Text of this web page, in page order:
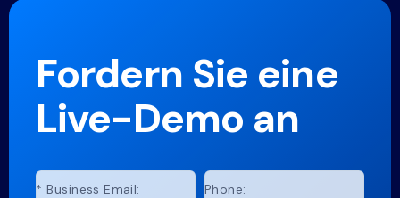
Fordern Sie eine
Live-Demo an
* Business Email: Phone: